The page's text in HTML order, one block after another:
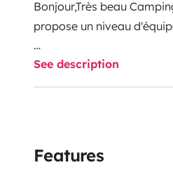
Bonjour,Très beau
propose un niveau
Les 2 lits King Size
trouverez ci-dessous une
- Caméra de recul
See description
Features